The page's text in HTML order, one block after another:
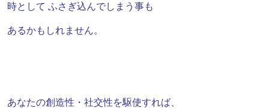
時として ふさぎ込んでしまう事も
あるかもしれません。
あなたの創造性・社交性を駆使すれば、